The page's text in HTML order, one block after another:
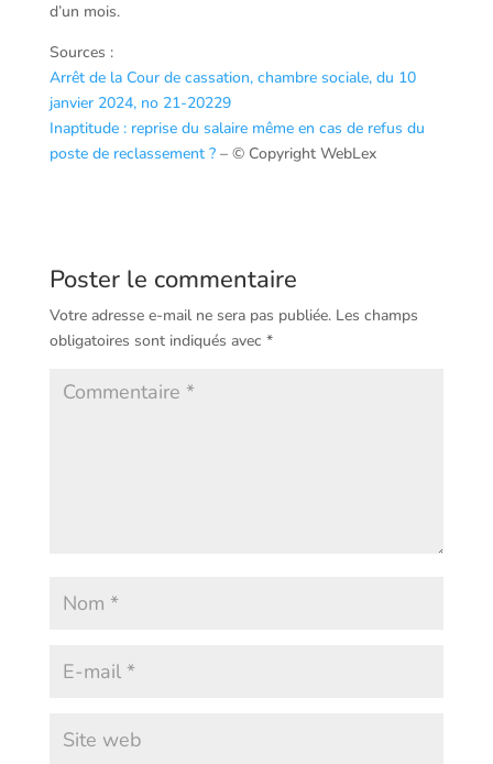
d’un mois.
Sources :
Arrêt de la Cour de cassation, chambre sociale, du 10
janvier 2024, no 21-20229
Inaptitude : reprise du salaire même en cas de refus du
poste de reclassement ?– © Copyright WebLex
Poster le commentaire
Votre adresse e-mail ne sera pas publiée. Les champs
obligatoires sont indiqués avec *